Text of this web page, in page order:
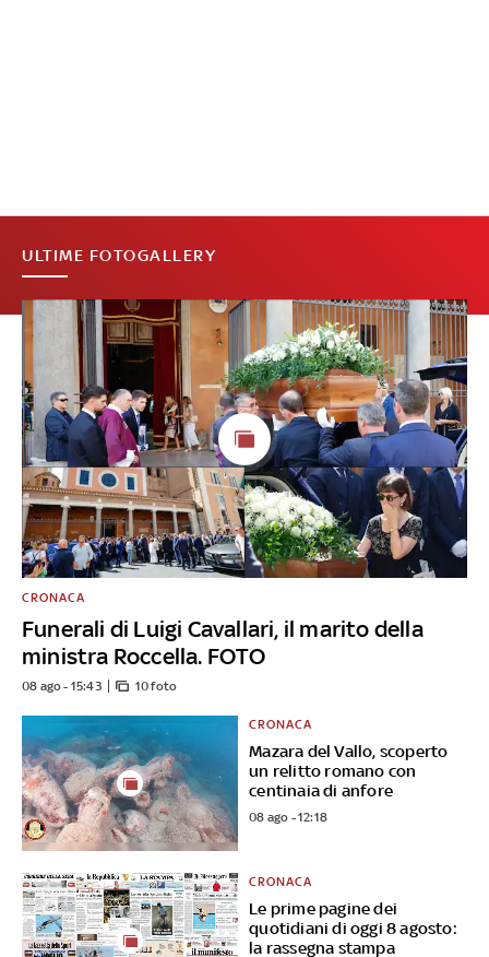
ULTIME FOTOGALLERY
Funerali di Luigi Cavallari, il marito della
ministra Roccella. FOTO
CRONACA
08 ago - 15:43 10 foto
Mazara del Vallo, scoperto
un relitto romano con
centinaia di anfore
CRONACA
08 ago - 12:18
Le prime pagine dei
quotidiani di oggi 8 agosto:
la rassegna stampa
CRONACA